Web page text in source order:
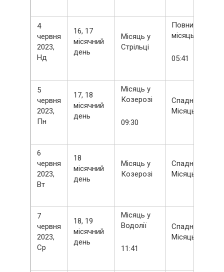
4
червня
2023,
Нд
16, 17
місячний
день
Місяць у
Стрільці
Повний
місяць
05:41
5
червня
2023,
Пн
17, 18
місячний
день
Місяць у
Козерозі
09:30
Спадний
Місяць
6
червня
2023,
Вт
18
місячний
день
Місяць у
Козерозі
Спадний
Місяць
7
червня
2023,
Ср
18, 19
місячний
день
Місяць у
Водолії
11:41
Спадний
Місяць